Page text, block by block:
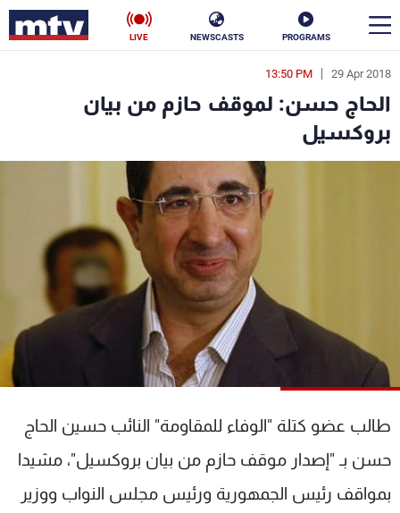
PROGRAMS
NEWSCASTS
LIVE
29 Apr 2018
13:50 PM
الحاج حسن: لموقف حازم من بيان
بروكسيل
طالب عضو كتلة "الوفاء للمقاومة" النائب حسين الحاج
حسن بـ "إصدار موقف حازم من بيان بروكسيل"، مشيدا
بمواقف رئيس الجمهورية ورئيس مجلس النواب ووزير
en
الأخبار
سياسة ناس
فن
رياضة
البرامج
جدول البرامج
شاهد البرامج
عن MTV
وظائف